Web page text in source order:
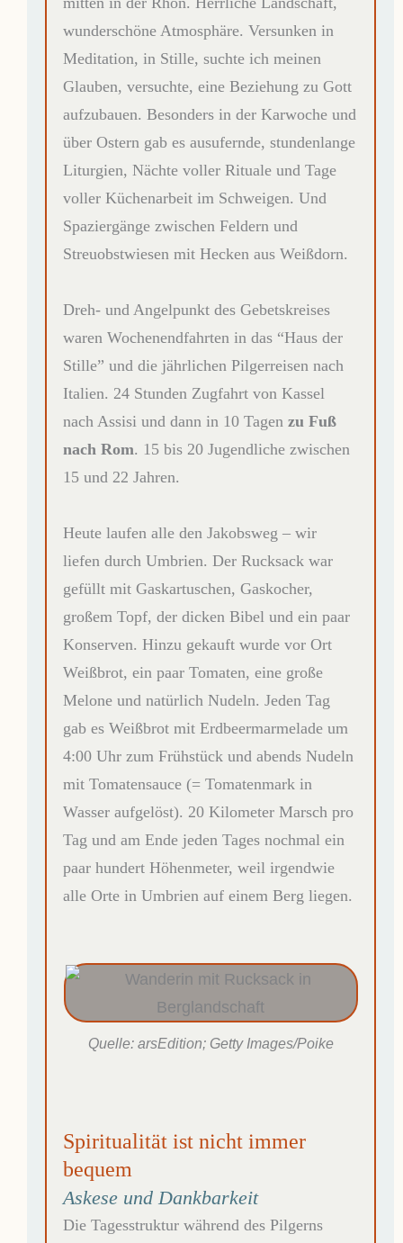
wunderschöne Atmosphäre. Versunken in
Meditation, in Stille, suchte ich meinen
Glauben, versuchte, eine Beziehung zu Gott
aufzubauen. Besonders in der Karwoche und
über Ostern gab es ausufernde, stundenlange
Liturgien, Nächte voller Rituale und Tage
voller Küchenarbeit im Schweigen. Und
Spaziergänge zwischen Feldern und
Streuobstwiesen mit Hecken aus Weißdorn.
Dreh- und Angelpunkt des Gebetskreises
waren Wochenendfahrten in das “Haus der
Stille” und die jährlichen Pilgerreisen nach
Italien. 24 Stunden Zugfahrt von Kassel
nach Assisi und dann in 10 Tagenzu Fuß
nach Rom. 15 bis 20 Jugendliche zwischen
15 und 22 Jahren.
Heute laufen alle den Jakobsweg – wir
liefen durch Umbrien. Der Rucksack war
gefüllt mit Gaskartuschen, Gaskocher,
großem Topf, der dicken Bibel und ein paar
Konserven. Hinzu gekauft wurde vor Ort
Weißbrot, ein paar Tomaten, eine große
Melone und natürlich Nudeln. Jeden Tag
gab es Weißbrot mit Erdbeermarmelade um
4:00 Uhr zum Frühstück und abends Nudeln
mit Tomatensauce (= Tomatenmark in
Wasser aufgelöst). 20 Kilometer Marsch pro
Tag und am Ende jeden Tages nochmal ein
paar hundert Höhenmeter, weil irgendwie
alle Orte in Umbrien auf einem Berg liegen.
Quelle: arsEdition; Getty Images/Poike
Spiritualität ist nicht immer
bequem
Askese und Dankbarkeit
Die Tagesstruktur während des Pilgerns